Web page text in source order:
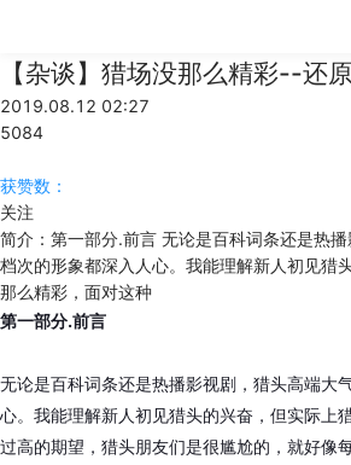
【杂谈】猎场没那么精彩--还
2019.08.12 02:27
5084
获赞数：
关注
简介： 第一部分.前言 无论是百科词条还是热
档次的形象都深入人心。我能理解新人初见猎
那么精彩，面对这种
第一部分.前言
无论是百科词条还是热播影视剧，猎头高端大
心。我能理解新人初见猎头的兴奋，但实际上
过高的期望，猎头朋友们是很尴尬的，就好像